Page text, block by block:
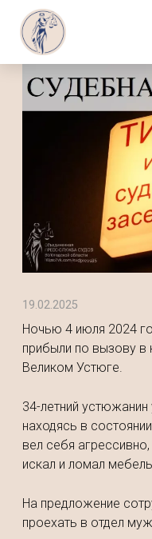
19.02.2025
Ночью 4 июля 2024
прибыли по вызову в
Великом Устюге.
34-летний
находясь в
вел себя
искал и ломал
На предложение
проехать в отдел